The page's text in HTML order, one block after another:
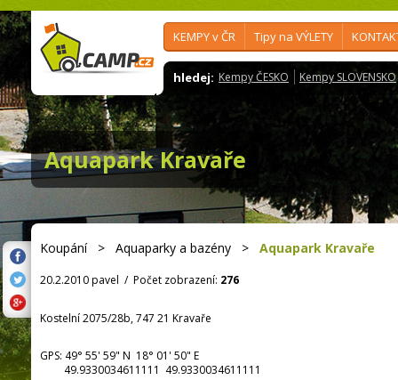
KEMPY v ČR Tipy na VÝLETY
hledej: Kempy ČESKO Kempy SLOVENSKO
Aquapark Kravaře
Koupání> Aquaparky a bazény > Aquapark Kravaře
20.2.2010 pavel / Počet zobrazení: 276
Kostelní 2075/28b, 747 21 Kravaře
GPS: 49° 55' 59" N 18° 01' 50" E
49.9330034611111 49.9330034611111